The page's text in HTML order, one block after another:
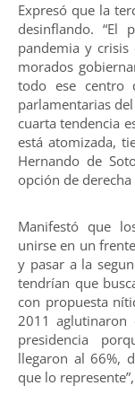
Expresó que la
desinflando. “El
pandemia y crisis
morados
todo ese centro
parlamentarias
cuarta tendencia
está atomizada,
Hernando de
opción de
Manifestó que
unirse en un
y pasar a la
tendrían que
con propuesta
2011
presidencia
llegaron al 66%,
que lo